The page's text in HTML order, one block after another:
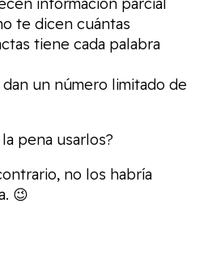
información parcial
te dicen cuántas
tiene cada palabra
un número limitado de
pena usarlos?
no los habría
😉